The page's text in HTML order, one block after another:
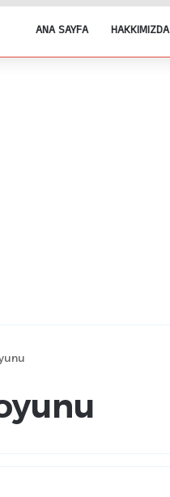
ANA SAYFA HAKKIMIZDA